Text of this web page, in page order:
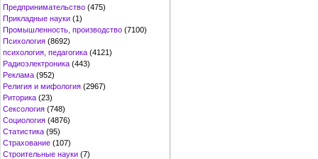
Предпринимательство (475)
Прикладные науки (1)
Промышленность, производство (7100)
Психология (8692)
психология, педагогика (4121)
Радиоэлектроника (443)
Реклама (952)
Религия и мифология (2967)
Риторика (23)
Сексология (748)
Социология (4876)
Статистика (95)
Страхование (107)
Строительные науки (7)